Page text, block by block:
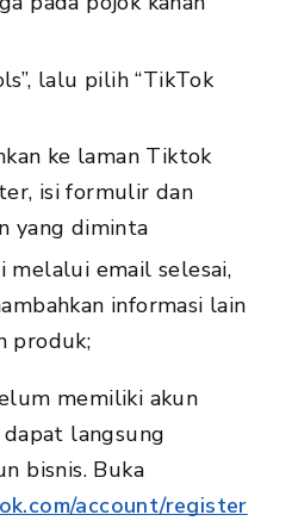
lalu pilih “TikTok
ke laman Tiktok
isi formulir dan
yang diminta
melalui email selesai,
informasi lain
produk;
memiliki akun
langsung
bisnis. Buka
account/register